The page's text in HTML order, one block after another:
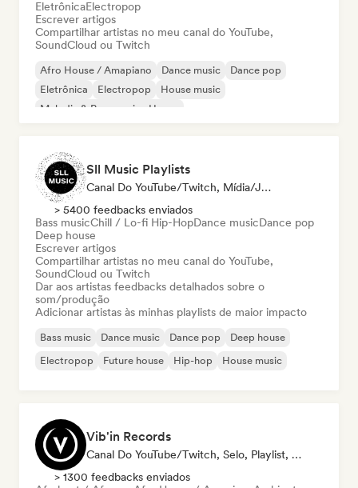
EletrônicaElectropop
Escrever artigos
Compartilhar artistas no meu canal do YouTube,
SoundCloud ou Twitch
Afro House / Amapiano Dance music
Dance pop
Eletrônica
Electropop
House music
Melodic & Progressive House
Sll Music Playlists
Canal Do YouTube/Twitch, Mídia/Jornalista, Playlist, Especialista Em Som
> 5400 feedbacks enviados
Bass musicChill / Lo-fi Hip-HopDance musicDance pop
Deep house
Escrever artigos
Compartilhar artistas no meu canal do YouTube,
SoundCloud ou Twitch
Dar aos artistas feedbacks detalhados sobre o
som/produção
Adicionar artistas às minhas playlists de maior impacto
Bass music Dance music Dance pop
Deep house
Electropop
Future house Hip-hop House music
Vib'in Records
Canal Do YouTube/Twitch, Selo, Playlist, Editora
> 1300 feedbacks enviados